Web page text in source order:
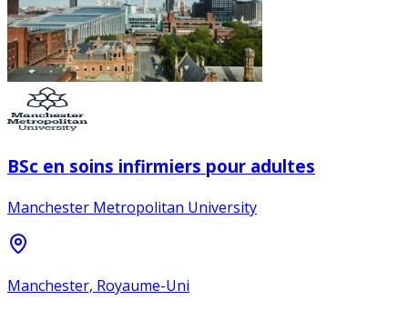
BSc en soins infirmiers pour adultes
Manchester Metropolitan University
Manchester, Royaume-Uni